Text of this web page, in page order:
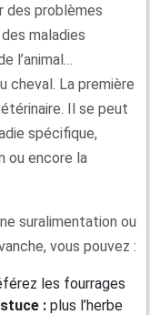
des problèmes
maladies
l’animal…
cheval. La première
Il se peut
spécifique,
ou encore la
suralimentation ou
vous pouvez :
les fourrages
: plus l’herbe